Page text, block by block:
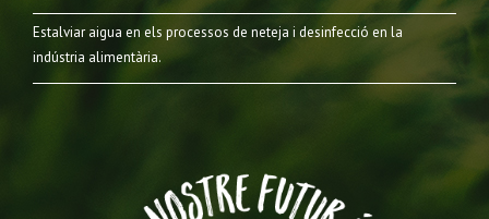
Estalviar aigua en els processos de neteja i desinfecció en la
indústria alimentària.